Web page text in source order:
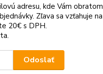
adresu, kde Vám obratom
Zľava sa vzťahuje na
20€ s DPH.
Odoslať